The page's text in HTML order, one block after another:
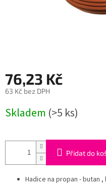
76,23 Kč
63 Kč bez DPH
cena:
Skladem (>5 ks)
Přidat do
Hadice na propan - butan